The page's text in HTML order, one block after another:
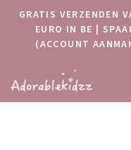
GRATIS VERZENDEN
EURO IN BE |
(ACCOUNT